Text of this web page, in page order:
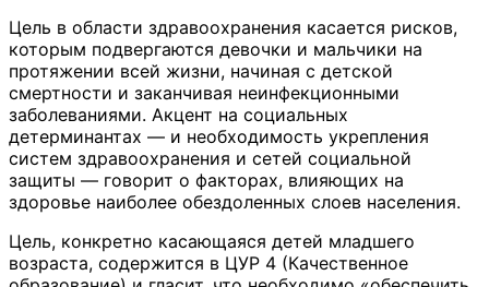
Цель в области здравоохранения касается рисков,
которым подвергаются девочки и мальчики на
протяжении всей жизни, начиная с детской
смертности и заканчивая неинфекционными
заболеваниями. Акцент на социальных
детерминантах — и необходимость укрепления
систем здравоохранения и сетей социальной
защиты — говорит о факторах, влияющих на
здоровье наиболее обездоленных слоев населения.
Цель, конкретно касающаяся детей младшего
возраста, содержится в ЦУР 4 (Качественное